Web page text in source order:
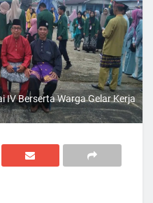
IV Berserta Warga Gelar Kerja